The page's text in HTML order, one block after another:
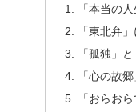
「本当の
「東北弁
「孤独」
「心の故
「おらお